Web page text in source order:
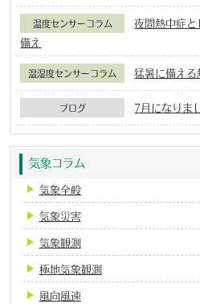
温度センサーコラム
夜間熱中症
備え
温湿度センサーコラム 猛暑に備え
ブログ 7月になりま
気象コラム
気象全般
気象災害
気象観測
極地気象観測
風向風速